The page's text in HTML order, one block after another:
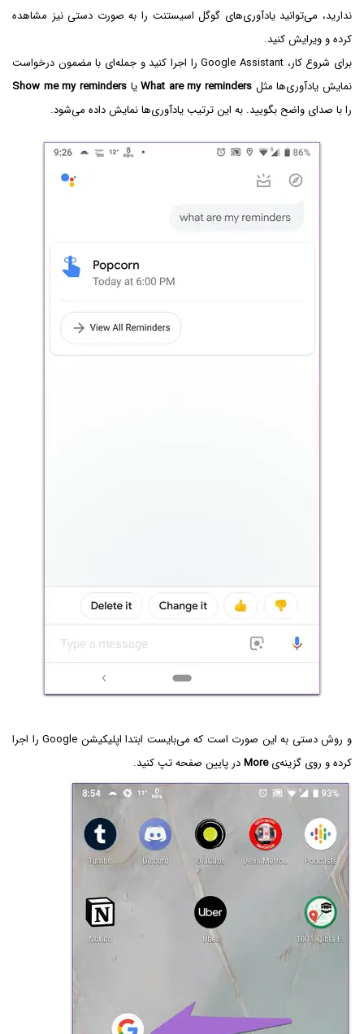
ندارید، می‌توانید یادآوری‌های گوگل اسیستنت را به صورت دستی نیز مشاهده
کرده و ویرایش کنید.
برای شروع کار، Google Assistant را اجرا کنید و جمله‌ای با مضمون درخواست
نمایش یادآوری‌ها مثل What are my remindersیاShow me my reminders
را با صدای واضح بگویید. به این ترتیب یادآوری‌ها نمایش داده می‌شود.
و روش دستی به این صورت است که می‌بایست ابتدا اپلیکیشن Google را اجرا
کرده و روی گزینه‌یMoreدر پایین صفحه تپ کنید.